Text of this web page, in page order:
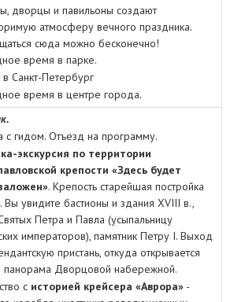
дворцы и павильоны создают
атмосферу вечного праздника.
сюда можно бесконечно!
время в парке.
Санкт-Петербург
время в центре города.
с гидом. Отъезд на программу.
экскурсия по территории
крепости «Здесь будет
. Крепость старейшая постройка
Вы увидите бастионы и здания XVIII в.,
Петра и Павла (усыпальницу
императоров), памятник Петру I. Выход
пристань, откуда открывается
панорама Дворцовой набережной.
с историей крейсера «Аврора» -